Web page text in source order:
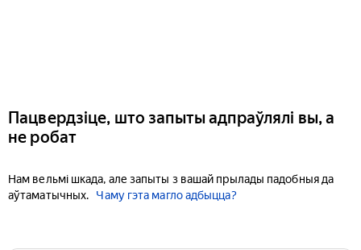
Пацвердзіце, што запыты адпраўлялі вы, а
не робат
Нам вельмі шкада, але запыты з вашай прылады падобныя да
аўтаматычных.
Чаму гэта магло адбыцца?